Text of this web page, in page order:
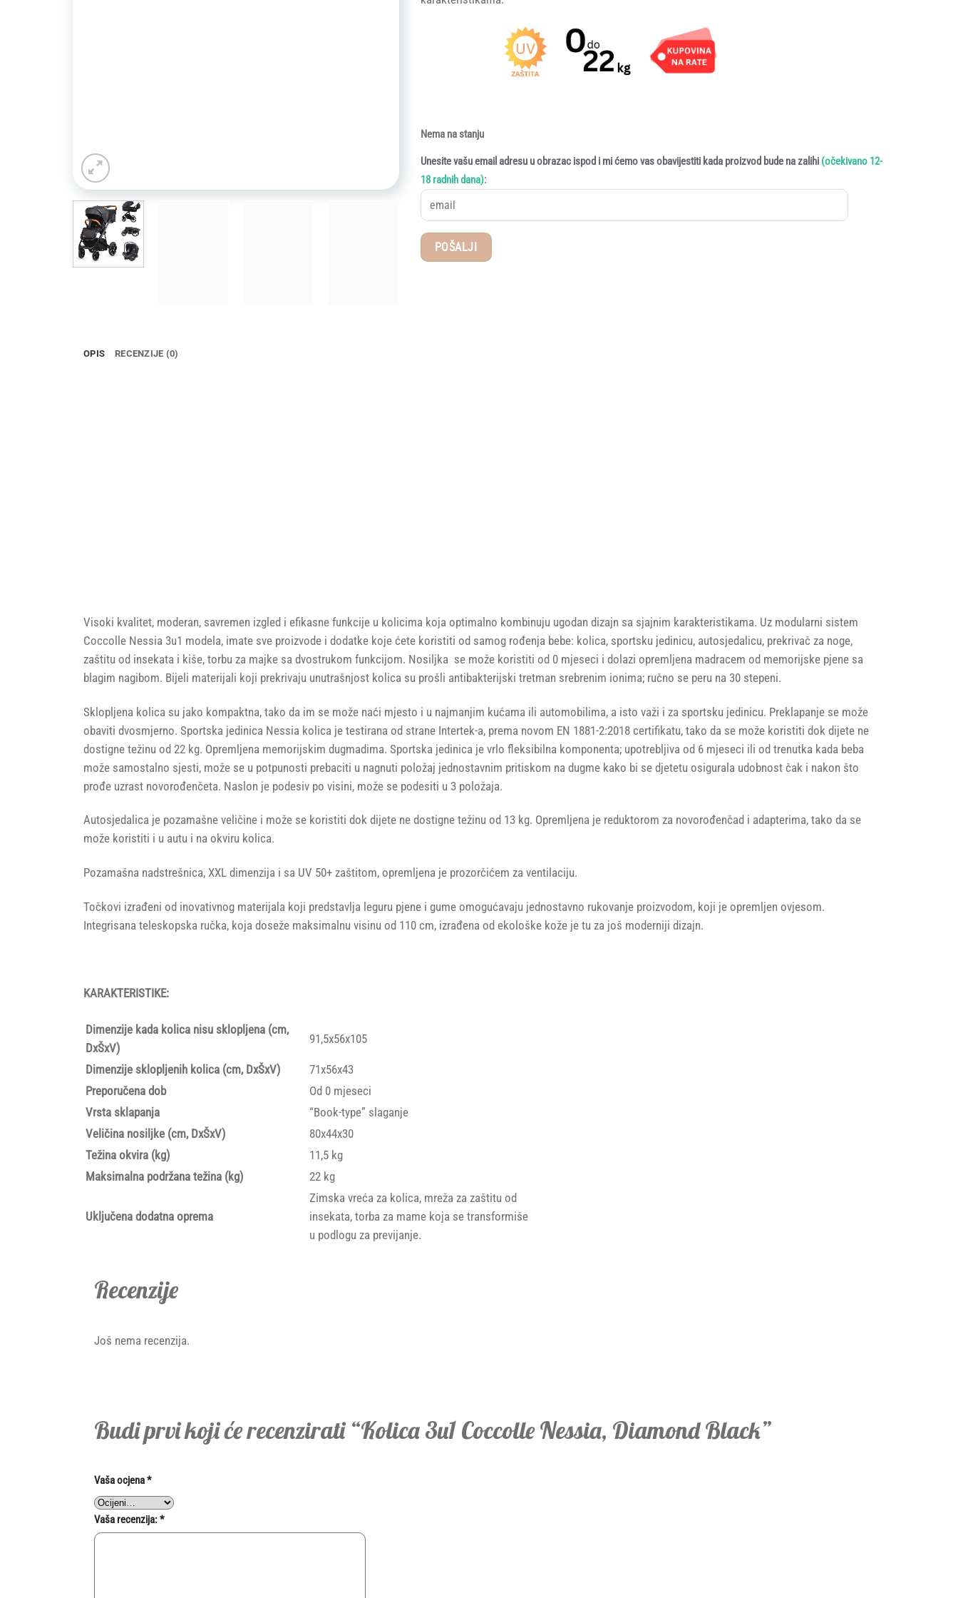
Nema na stanju
Unesite vašu email adresu u obrazac ispod i mi ćemo vas obavijestiti kada proizvod bude na zalihi (očekivano 12-
18 radnih dana):
OPIS RECENZIJE (0)
Visoki kvalitet, moderan, savremen izgled i efikasne funkcije u kolicima koja optimalno kombinuju ugodan dizajn sa sjajnim karakteristikama. Uz modularni sistem
Coccolle Nessia 3u1 modela, imate sve proizvode i dodatke koje ćete koristiti od samog rođenja bebe: kolica, sportsku jedinicu, autosjedalicu, prekrivač za noge,
zaštitu od insekata i kiše, torbu za majke sa dvostrukom funkcijom. Nosiljka se može koristiti od 0 mjeseci i dolazi opremljena madracem od memorijske pjene sa
blagim nagibom. Bijeli materijali koji prekrivaju unutrašnjost kolica su prošli antibakterijski tretman srebrenim ionima; ručno se peru na 30 stepeni.
Sklopljena kolica su jako kompaktna, tako da im se može naći mjesto i u najmanjim kućama ili automobilima, a isto važi i za sportsku jedinicu. Preklapanje se može
obaviti dvosmjerno. Sportska jedinica Nessia kolica je testirana od strane Intertek-a, prema novom EN 1881-2:2018 certifikatu, tako da se može koristiti dok dijete ne
dostigne težinu od 22 kg. Opremljena memorijskim dugmadima. Sportska jedinica je vrlo fleksibilna komponenta; upotrebljiva od 6 mjeseci ili od trenutka kada beba
može samostalno sjesti, može se u potpunosti prebaciti u nagnuti položaj jednostavnim pritiskom na dugme kako bi se djetetu osigurala udobnost čak i nakon što
prođe uzrast novorođenčeta. Naslon je podesiv po visini, može se podesiti u 3 položaja.
Autosjedalica je pozamašne veličine i može se koristiti dok dijete ne dostigne težinu od 13 kg. Opremljena je reduktorom za novorođenčad i adapterima, tako da se
može koristiti i u autu i na okviru kolica.
Pozamašna nadstrešnica, XXL dimenzija i sa UV 50+ zaštitom, opremljena je prozorčićem za ventilaciju.
Točkovi izrađeni od inovativnog materijala koji predstavlja leguru pjene i gume omogućavaju jednostavno rukovanje proizvodom, koji je opremljen ovjesom.
Integrisana teleskopska ručka, koja doseže maksimalnu visinu od 110 cm, izrađena od ekološke kože je tu za još moderniji dizajn.
KARAKTERISTIKE:
Dimenzije kada kolica nisu sklopljena (cm,
DxŠxV)
91,5x56x105
Dimenzije sklopljenih kolica (cm, DxŠxV)
71x56x43
Preporučena dob
Od 0 mjeseci
Vrsta sklapanja
“Book-type” slaganje
Veličina nosiljke (cm, DxŠxV)
80x44x30
Težina okvira (kg)
11,5 kg
Maksimalna podržana težina (kg)
22 kg
Uključena dodatna oprema
Zimska vreća za kolica, mreža za zaštitu od
insekata, torba za mame koja se transformiše
u podlogu za previjanje.
Recenzije
Još nema recenzija.
Budi prvi koji će recenzirati “Kolica 3u1 Coccolle Nessia, Diamond Black”
Vaša ocjena*
Vaša recenzija:*